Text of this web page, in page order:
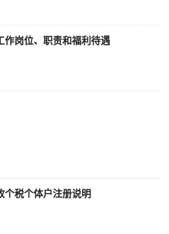
作岗位、职责和福利待遇
个税个体户注册说明